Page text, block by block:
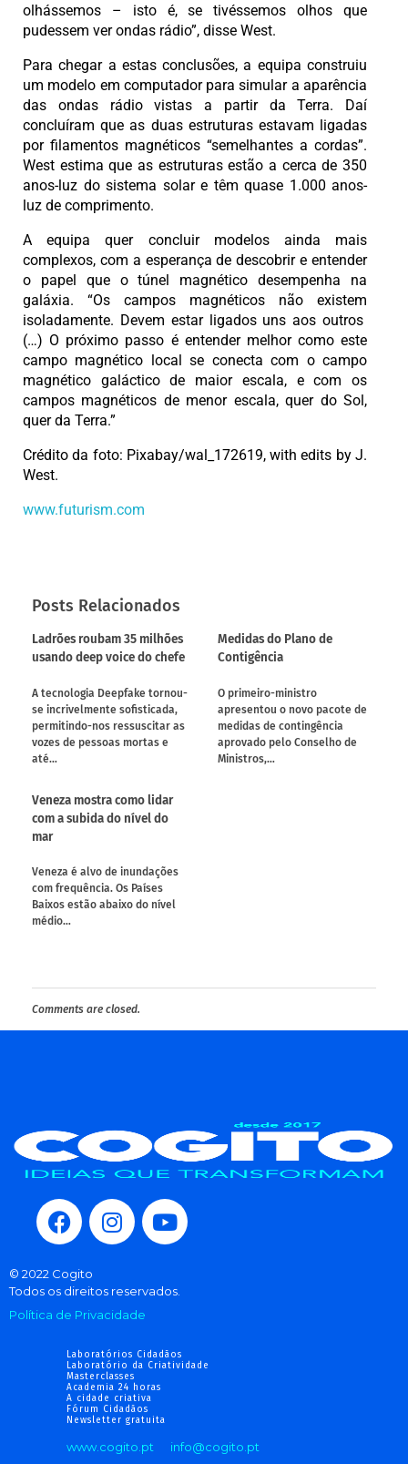
olhássemos – isto é, se tivéssemos olhos que
pudessem ver ondas rádio”, disse West.
Para chegar a estas conclusões, a equipa construiu
um modelo em computador para simular a aparência
das ondas rádio vistas a partir da Terra. Daí
concluíram que as duas estruturas estavam ligadas
por filamentos magnéticos “semelhantes a cordas”.
West estima que as estruturas estão a cerca de 350
anos-luz do sistema solar e têm quase 1.000 anos-
luz de comprimento.
A equipa quer concluir modelos ainda mais
complexos, com a esperança de descobrir e entender
o papel que o túnel magnético desempenha na
galáxia. “Os campos magnéticos não existem
isoladamente. Devem estar ligados uns aos outros
(…) O próximo passo é entender melhor como este
campo magnético local se conecta com o campo
magnético galáctico de maior escala, e com os
campos magnéticos de menor escala, quer do Sol,
quer da Terra.”
Crédito da foto: Pixabay/wal_172619, with edits by J.
West.
www.futurism.com
Posts Relacionados
Ladrões roubam 35 milhões
usando deep voice do chefe
A tecnologia Deepfake tornou-
se incrivelmente sofisticada,
permitindo-nos ressuscitar as
vozes de pessoas mortas e
até…
Medidas do Plano de
Contigência
O primeiro-ministro
apresentou o novo pacote de
medidas de contingência
aprovado pelo Conselho de
Ministros,…
Veneza mostra como lidar
com a subida do nível do
mar
Veneza é alvo de inundações
com frequência. Os Países
Baixos estão abaixo do nível
médio…
Comments are closed.
© 2022 Cogito
Todos os direitos reservados.
Política de Privacidade
Laboratórios Cidadãos
Laboratório da Criatividade
Masterclasses
Academia 24 horas
A cidade criativa
Fórum Cidadãos
Newsletter gratuita
www.cogito.pt info@cogito.pt